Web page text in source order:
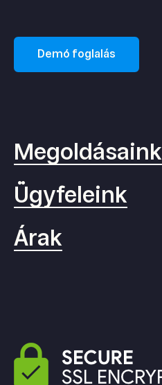
Demó foglalás
Megoldásaink
Ügyfeleink
Árak